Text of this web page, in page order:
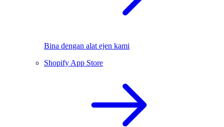
Bina dengan alat ejen kami
Shopify App Store